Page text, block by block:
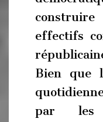
effectifs
Bien que
par les